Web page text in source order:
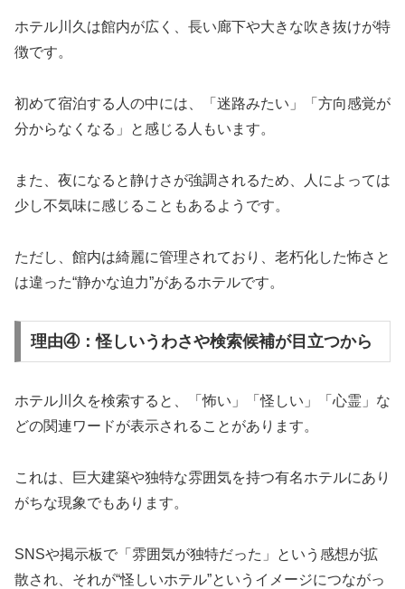
ホテル川久は館内が広く、長い廊下や大きな吹き抜けが特
徴です。
初めて宿泊する人の中には、「迷路みたい」「方向感覚が
分からなくなる」と感じる人もいます。
また、夜になると静けさが強調されるため、人によっては
少し不気味に感じることもあるようです。
ただし、館内は綺麗に管理されており、老朽化した怖さと
は違った“静かな迫力”があるホテルです。
理由④：怪しいうわさや検索候補が目立つから
ホテル川久を検索すると、「怖い」「怪しい」「心霊」な
どの関連ワードが表示されることがあります。
これは、巨大建築や独特な雰囲気を持つ有名ホテルにあり
がちな現象でもあります。
SNSや掲示板で「雰囲気が独特だった」という感想が拡
散され、それが“怪しいホテル”というイメージにつながっ